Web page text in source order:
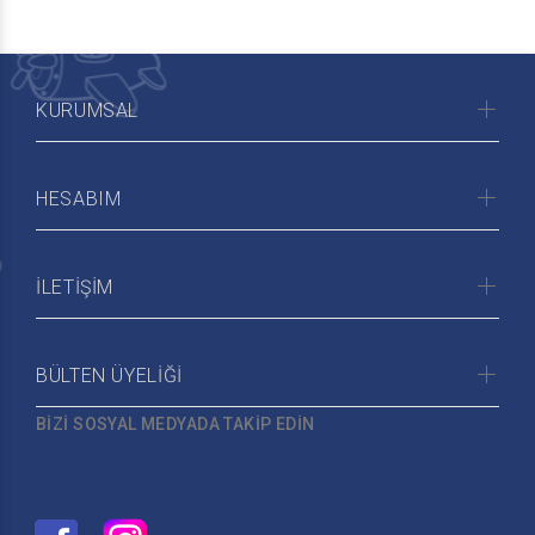
KURUMSAL
HESABIM
İLETİŞİM
BÜLTEN ÜYELİĞİ
BİZİ SOSYAL MEDYADA TAKİP EDİN